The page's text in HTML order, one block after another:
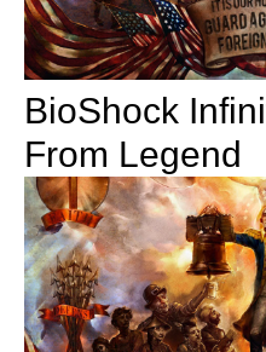
BioShock
From Legend